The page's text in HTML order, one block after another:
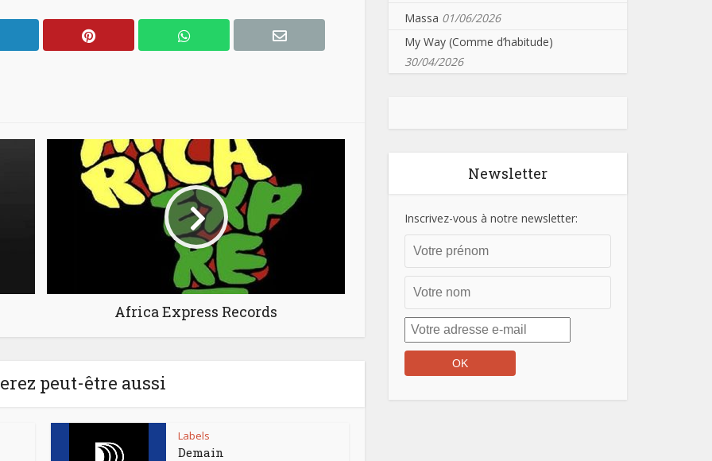
Africa Express Records
peut-être aussi
Labels
Demain
Massa 01/06/2026
My Way (Comme d’habitude)
30/04/2026
Newsletter
Inscrivez-vous à notre newsletter: